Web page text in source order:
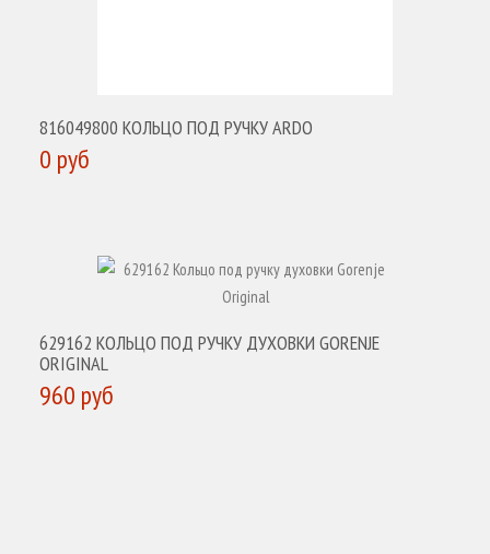
816049800 КОЛЬЦО ПОД РУЧКУ ARDO
0 руб
629162 КОЛЬЦО ПОД РУЧКУ ДУХОВКИ GORENJE
ORIGINAL
960 руб